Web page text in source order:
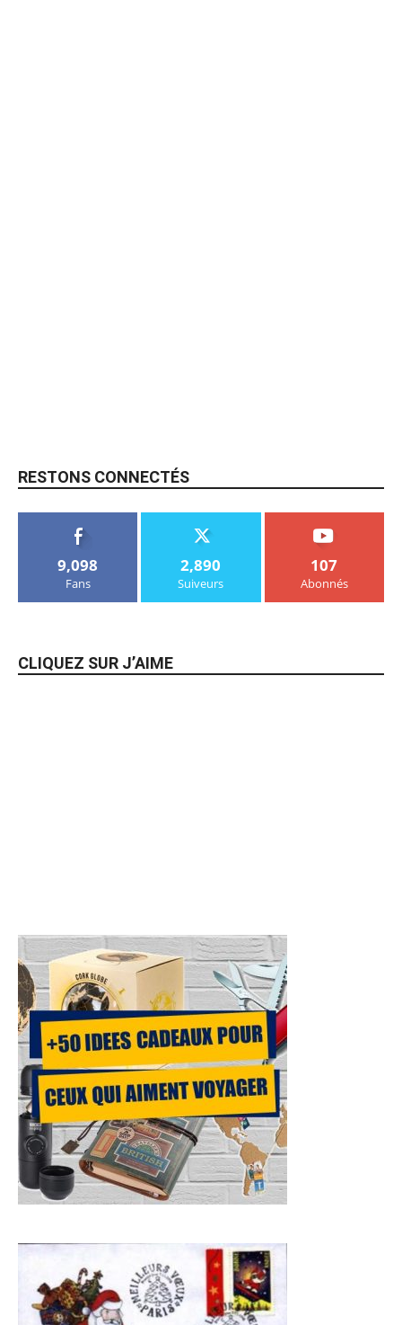
RESTONS CONNECTÉS
9,098
Fans
2,890
Suiveurs
107
Abonnés
CLIQUEZ SUR J’AIME